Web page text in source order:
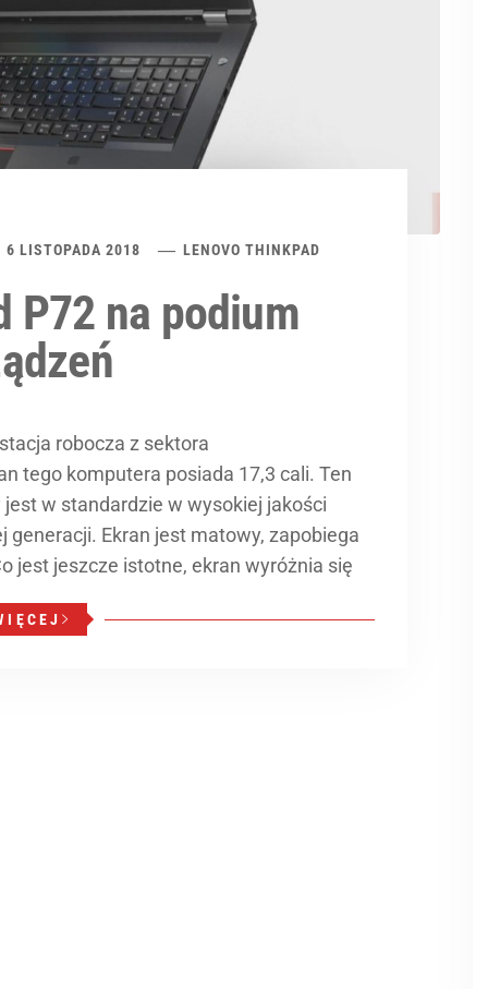
6 LISTOPADA 2018 LENOVO THINKPAD
P72 na podium
robocza z sektora
tego komputera posiada 17,3 cali. Ten
w standardzie w wysokiej jakości
generacji. Ekran jest matowy, zapobiega
jest jeszcze istotne, ekran wyróżnia się